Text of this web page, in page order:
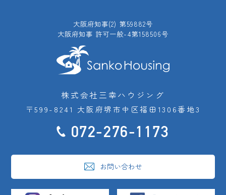
大阪府知事(2) 第59882号
大阪府知事 許可一般-4第158506号
株式会社三幸ハウジング
〒599-8241 大阪府堺市中区福田1306番地3
072-276-1173
お問い合わせ